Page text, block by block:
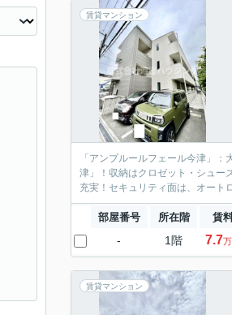
賃貸マンション
「アンプルールフェール今津」
津」！収納はクロゼット・シュー
充実！セキュリティ面は、オート
部屋番号 所在階 賃
- 1階 7.7
賃貸マンション